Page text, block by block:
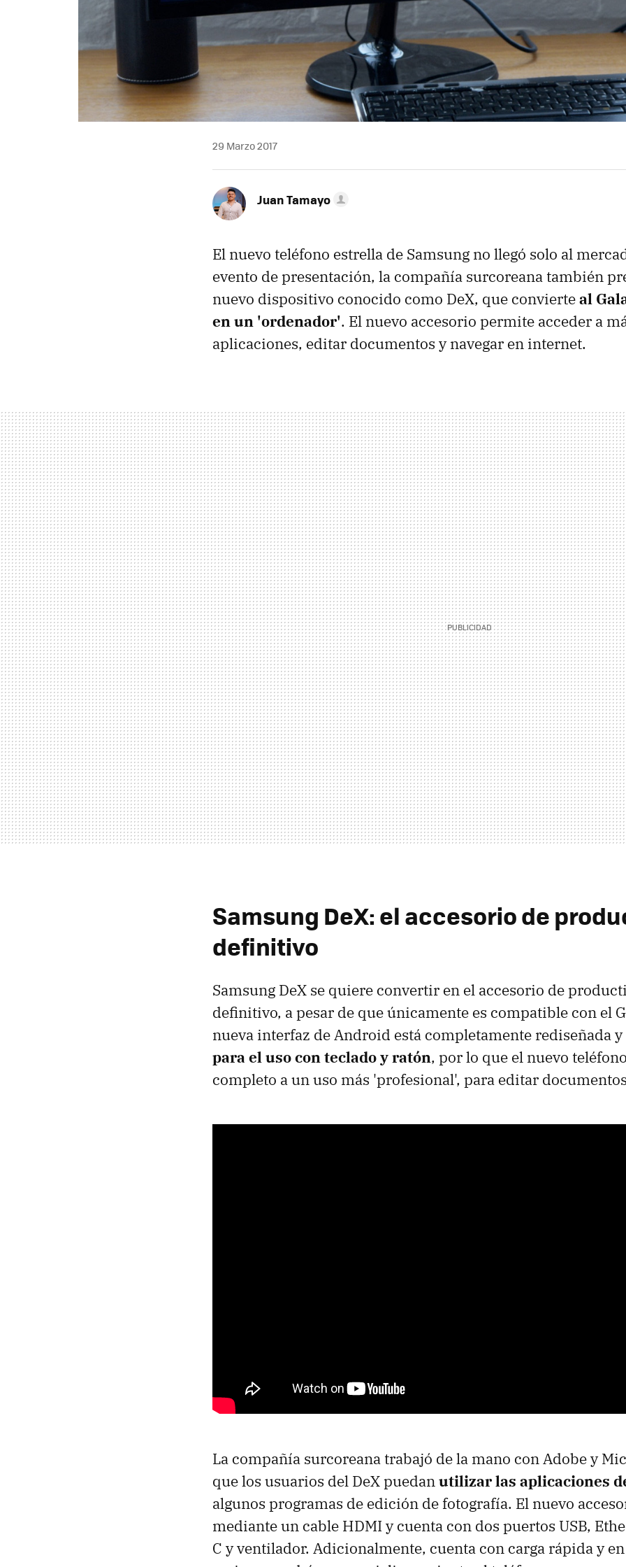
29 Marzo 2017
Juan Tamayo
El nuevo teléfono estrella de Samsung no llegó solo al
evento de presentación, la compañía surcoreana también
nuevo dispositivo conocido como DeX, que convierteal
en un 'ordenador'. El nuevo accesorio permite acceder a
aplicaciones, editar documentos y navegar en internet.
Samsung DeX: el accesorio de
definitivo
Samsung DeX se quiere convertir en el accesorio de
definitivo, a pesar de que únicamente es compatible con el
nueva interfaz de Android está completamente rediseñada y
para el uso con teclado y ratón, por lo que el nuevo
completo a un uso más 'profesional', para editar
La compañía surcoreana trabajó de la mano con Adobe y
que los usuarios del DeX puedanutilizar las aplicaciones
algunos programas de edición de fotografía. El nuevo
mediante un cable HDMI y cuenta con dos puertos USB,
C y ventilador. Adicionalmente, cuenta con carga rápida y